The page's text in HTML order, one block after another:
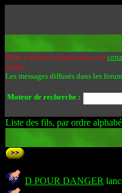
Suite à diverses injonctions, un
mois)
Les messages diffusés dans les
Moteur de recherche :
Liste des fils, par ordre
D POUR DANGER